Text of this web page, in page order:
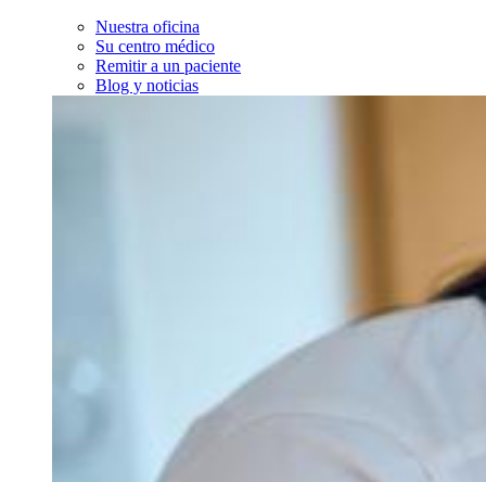
Nuestra oficina
Su centro médico
Remitir a un paciente
Blog y noticias